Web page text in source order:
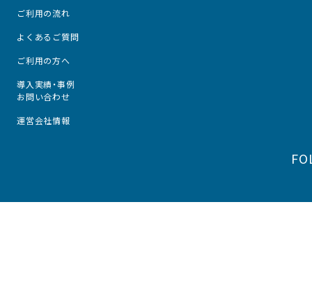
ご利用の流れ
よくあるご質問
ご利用の方へ
導入実績・事例
お問い合わせ
運営会社情報